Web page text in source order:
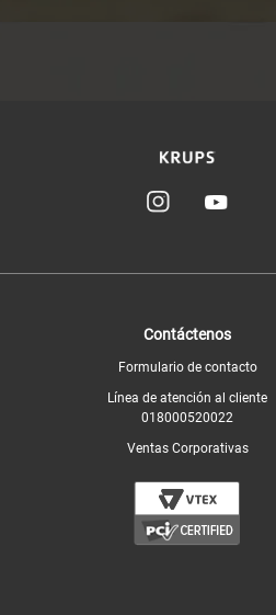
Contáctenos
Formulario de contacto
Línea de atención al cliente
018000520022
Ventas Corporativas